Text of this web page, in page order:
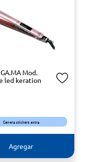
Mod.
led keration
Genera stickers extra
Agregar